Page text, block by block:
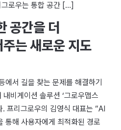
로우는 통합 공간 […]
공간을 더
는 새로운 지도
에서 길을 찾는 문제를 해결하기
비게이션 솔루션 ‘그로우맵스
프리그로우의 김영식 대표는 “AI
통해 사용자에게 최적화된 경로